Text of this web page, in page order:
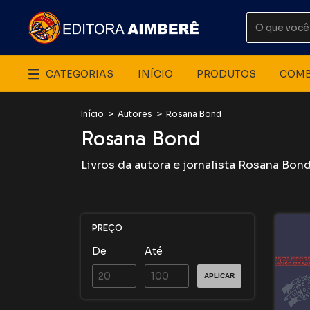
CATEGORIAS INÍCIO PRODUTOS
Início > Autores > Rosana Bond
Rosana Bond
Livros da autora e jornalista Rosana Bond
PREÇO
De Até
APLICAR